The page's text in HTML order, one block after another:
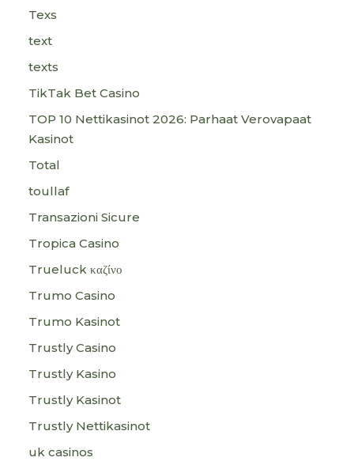
Texs
text
texts
TikTak Bet Casino
TOP 10 Nettikasinot 2026: Parhaat Verovapaat
Kasinot
Total
toullaf
Transazioni Sicure
Tropica Casino
Trueluck καζίνο
Trumo Casino
Trumo Kasinot
Trustly Casino
Trustly Kasino
Trustly Kasinot
Trustly Nettikasinot
uk casinos